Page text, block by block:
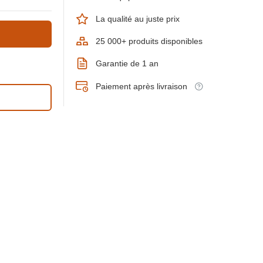
La qualité au juste prix
25 000+ produits disponibles
Garantie de 1 an
Paiement après livraison